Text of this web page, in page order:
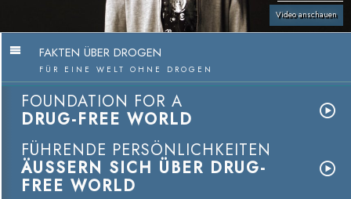
Video anschauen
FAKTEN ÜBER DROGEN
FÜR EINE WELT OHNE DROGEN
FOUNDATION FOR A
DRUG-FREE WORLD
FÜHRENDE PERSÖNLICHKEITEN
ÄUSSERN SICH ÜBER DRUG-
FREE WORLD